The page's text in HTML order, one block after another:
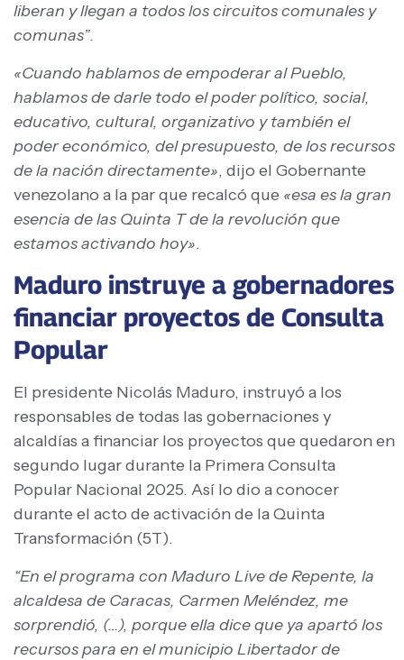
liberan y llegan a todos los circuitos comunales y
comunas”.
«Cuando hablamos de empoderar al Pueblo,
hablamos de darle todo el poder político, social,
educativo, cultural, organizativo y también el
poder económico, del presupuesto, de los recursos
de la nación directamente», dijo el Gobernante
venezolano a la par que recalcó que «esa es la gran
esencia de las Quinta T de la revolución que
estamos activando hoy».
Maduro instruye a gobernadores
financiar proyectos de Consulta
Popular
El presidente Nicolás Maduro, instruyó a los
responsables de todas las gobernaciones y
alcaldías a financiar los proyectos que quedaron en
segundo lugar durante la Primera Consulta
Popular Nacional 2025. Así lo dio a conocer
durante el acto de activación de la Quinta
Transformación (5T).
“En el programa con Maduro Live de Repente, la
alcaldesa de Caracas, Carmen Meléndez, me
sorprendió, (…), porque ella dice que ya apartó los
recursos para en el municipio Libertador de